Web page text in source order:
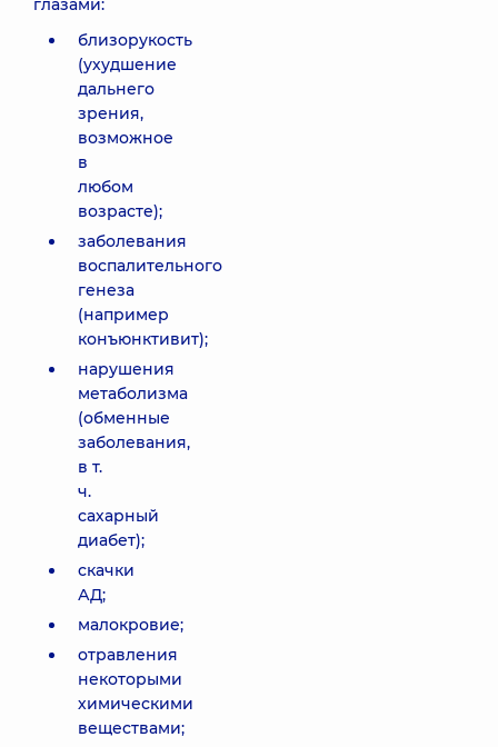
глазами:
близорукость
(ухудшение
дальнего
зрения,
возможное
в
любом
возрасте);
заболевания
воспалительного
генеза
(например
конъюнктивит);
нарушения
метаболизма
(обменные
заболевания,
в т.
ч.
сахарный
диабет);
скачки
АД;
малокровие;
отравления
некоторыми
химическими
веществами;